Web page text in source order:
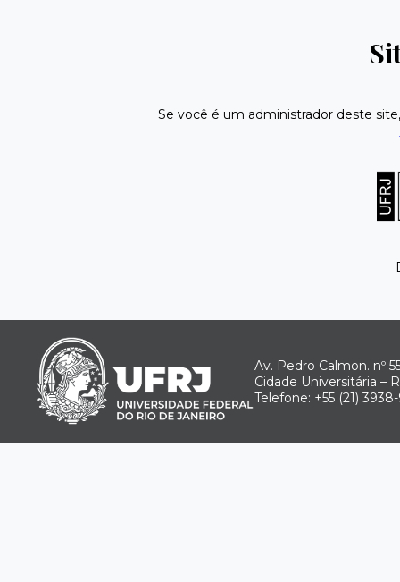
Se você é um administrador deste
Av. Pedro Calmon. nº
Cidade Universitária –
Telefone: +55 (21)